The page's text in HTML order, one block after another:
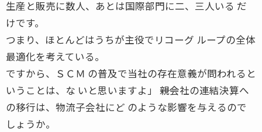
生産と販売に数人、あとは国際部門に二、三人いる だ
けです。
つまり、ほとんどはうちが主役でリコーグ ループの全体
最適化を考えている。
ですから、ＳＣＭ の普及で当社の存在意義が問われると
いうことは、な いと思いますよ」 ――親会社の連結決算へ
の移行は、物流子会社にど のような影響を与えるので
しょうか。